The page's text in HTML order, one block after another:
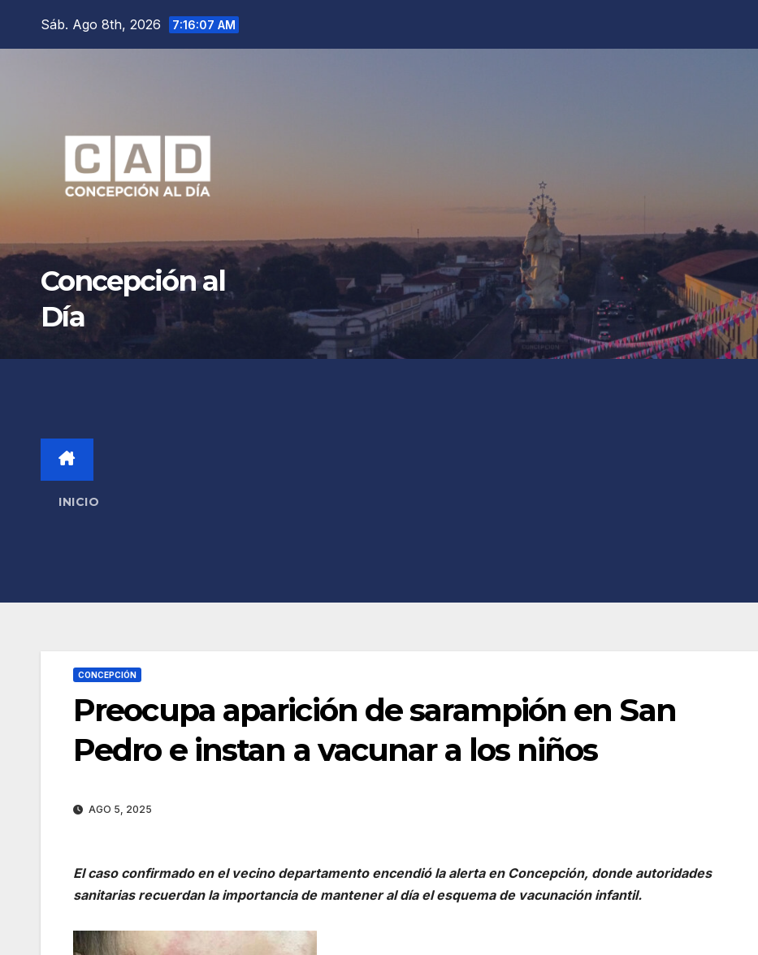
Sáb. Ago 8th, 2026 7:16:08 AM
Concepción al
Día
INICIO
CONCEPCIÓN
Preocupa aparición de sarampión en San
Pedro e instan a vacunar a los niños
AGO 5, 2025
El caso confirmado en el vecino departamento encendió la alerta en Concepción, donde autoridades
sanitarias recuerdan la importancia de mantener al día el esquema de vacunación infantil.